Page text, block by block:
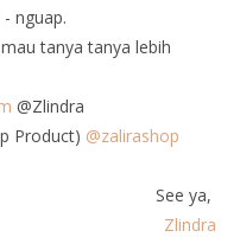
nguap.
tanya tanya lebih
@Zlindra
Product) @zalirashop
See ya,
Zlindra